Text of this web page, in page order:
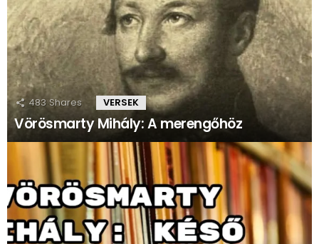
483 Shares VERSEK
Vörösmarty Mihály: A merengőhöz